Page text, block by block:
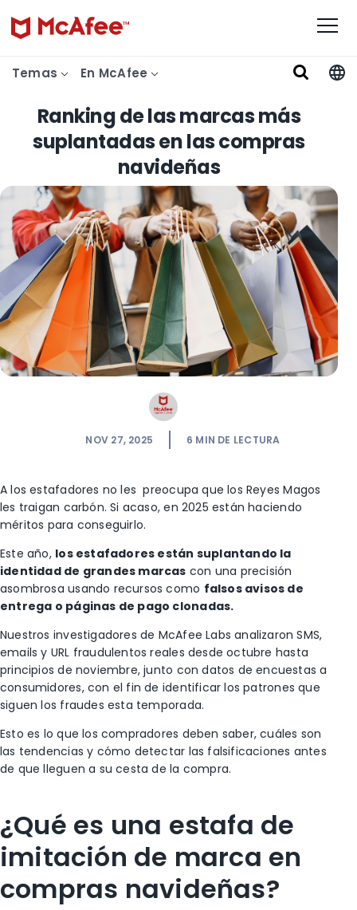
Temas En McAfee
Ranking de las marcas más
suplantadas en las compras
navideñas
NOV 27, 2025 6 MIN DE LECTURA
A los estafadores no les preocupa que los Reyes Magos
les traigan carbón.Si acaso,en 2025 están haciendo
méritos para conseguirlo.
Este año, los estafadores están suplantando la
identidad de grandes marcas con una precisión
asombrosa usando recursos como falsos avisos de
entrega o páginas de pago clonadas.
Nuestros investigadores de McAfee Labs analizaron SMS,
emails y URL fraudulentos reales desde octubre hasta
principios de noviembre, junto con datos de encuestas a
consumidores, con el fin de identificar los patrones que
siguen los fraudes esta temporada.
Esto es lo que los compradores deben saber, cuáles son
las tendencias y cómo detectar las falsificaciones antes
de que lleguen a su cesta de la compra.
¿Qué es una estafa de
imitación de marca en
compras navideñas?